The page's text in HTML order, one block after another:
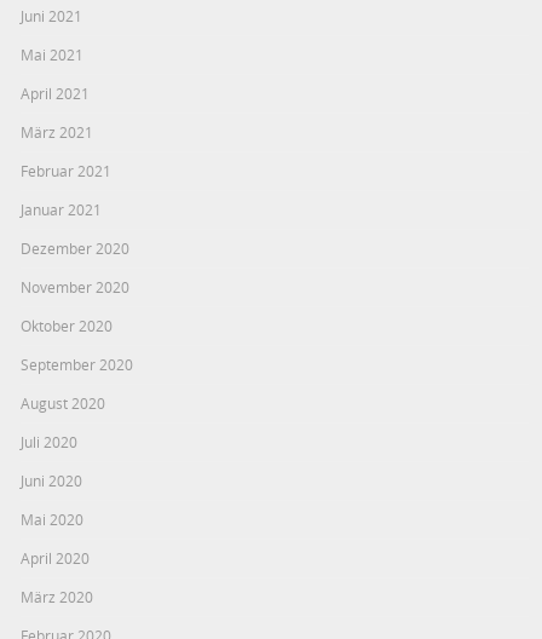
Juni 2021
Mai 2021
April 2021
März 2021
Februar 2021
Januar 2021
Dezember 2020
November 2020
Oktober 2020
September 2020
August 2020
Juli 2020
Juni 2020
Mai 2020
April 2020
März 2020